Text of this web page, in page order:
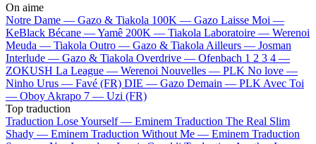
On aime
Notre Dame — Gazo & Tiakola 100K — Gazo Laisse Moi —
KeBlack Bécane —Yamê 200K — Tiakola Laboratoire — Werenoi
Meuda — Tiakola Outro — Gazo & Tiakola Ailleurs — Josman
Interlude — Gazo & Tiakola Overdrive — Ofenbach 1 2 3 4 —
ZOKUSH La League — Werenoi Nouvelles — PLK No love —
Ninho Urus — Favé (FR) DIE — Gazo Demain — PLK Avec Toi
— Oboy Akrapo 7 — Uzi (FR)
Top traduction
Traduction Lose Yourself — Eminem Traduction The Real Slim
Shady — Eminem Traduction Without Me — Eminem Traduction